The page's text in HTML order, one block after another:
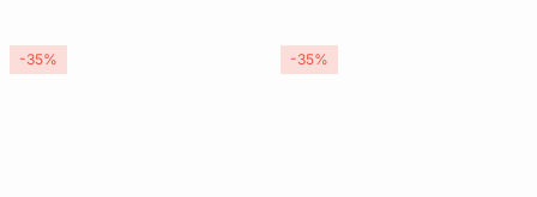
-35% -35%